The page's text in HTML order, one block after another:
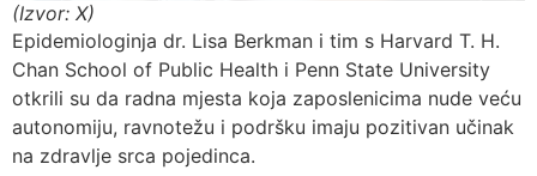
(Izvor: X)
Epidemiologinja dr. Lisa Berkman i tim s Harvard T. H.
Chan School of Public Health i Penn State University
otkrili su da radna mjesta koja zaposlenicima nude veću
autonomiju, ravnotežu i podršku imaju pozitivan učinak
na zdravlje srca pojedinca.